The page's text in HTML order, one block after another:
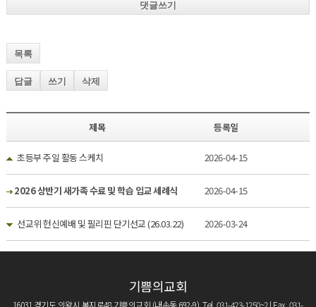
댓글쓰기
목록
답글 쓰기 삭제
제목 등록일
초등부 주일 활동 스케치 2026-04-15
2026 상반기 새가족 수료 및 학습 입교 세례식 2026-04-15
선교위 헌신예배 및 필리핀 단기선교 (26.03.22) 2026-03-24
기쁨의교회
16031 경기도 의왕시 복지로48 기쁨의교회 (내손동 692-9) Tel. 031-423-1250~2 | Fax. 031-